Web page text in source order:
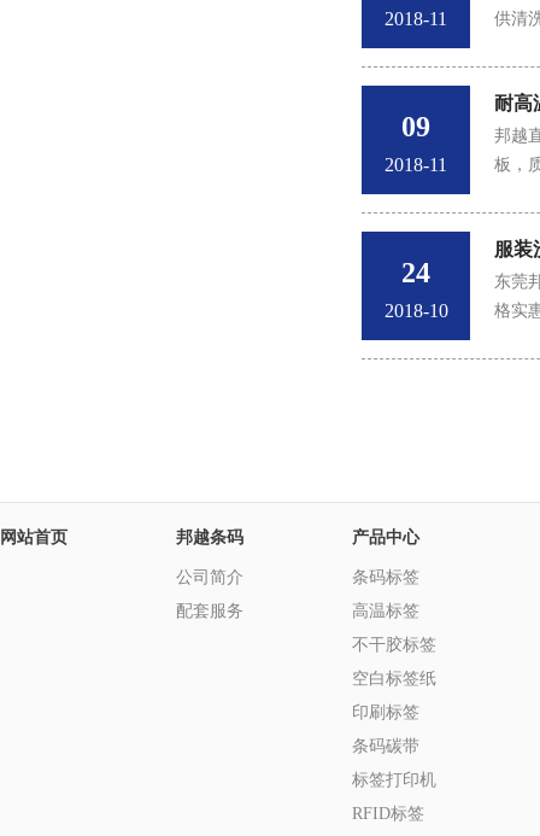
2018-11
供清
09
2018-11
耐高
邦越
板，
24
2018-10
服装
东莞
格实
网站首页 邦越条码
公司简介
配套服务
产品中心
条码标签
高温标签
不干胶标签
空白标签纸
印刷标签
条码碳带
标签打印机
RFID标签